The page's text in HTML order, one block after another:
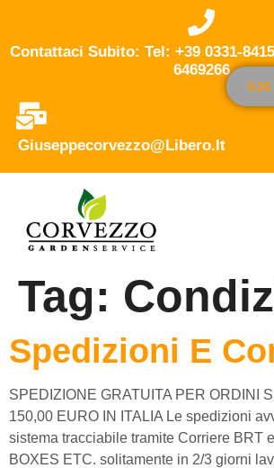
Contattaci Subito: Tel: +39 0331-
6469266
Giuseppecorvezzo@libero.it
0,00
Tag:
Spedizioni E
SPEDIZIONE GRATUITA PER ORDINI
150,00 EURO IN ITALIA Le spedizioni
sistema tracciabile tramite Corriere BRT
BOXES ETC. solitamente in 2/3 giorni